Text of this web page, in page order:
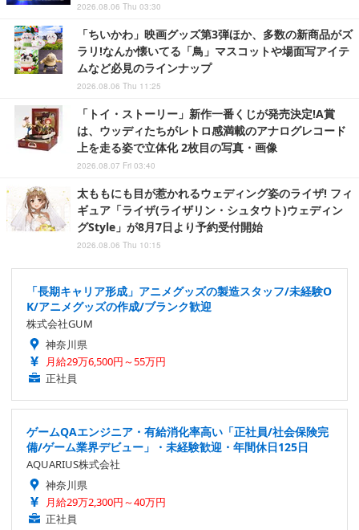
2026.08.06 Thu 03:30
「ちいかわ」映画グッズ第3弾ほか、多数の新商品がズ
ラリ!なんか懐いてる「鳥」マスコットや場面写アイテ
ムなど必見のラインナップ
2026.08.06 Thu 11:25
「トイ・ストーリー」新作一番くじが発売決定!A賞
は、ウッディたちがレトロ感満載のアナログレコード
上を走る姿で立体化 2枚目の写真・画像
2026.08.07 Fri 03:40
太ももにも目が惹かれるウェディング姿のライザ! フィ
ギュア「ライザ(ライザリン・シュタウト)ウェディン
グStyle」が8月7日より予約受付開始
2026.08.06 Thu 10:15
「長期キャリア形成」アニメグッズの製造スタッフ/未経験O
K/アニメグッズの作成/ブランク歓迎
株式会社GUM
神奈川県
月給29万6,500円～55万円
正社員
ゲームQAエンジニア・有給消化率高い「正社員/社会保険完
備/ゲーム業界デビュー」・未経験歓迎・年間休日125日
AQUARIUS株式会社
神奈川県
月給29万2,300円～40万円
正社員